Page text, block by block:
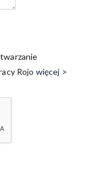
Rojo więcej >